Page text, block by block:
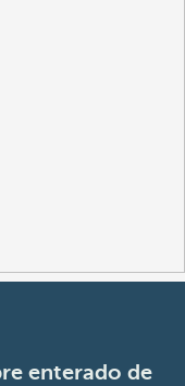
enterado de